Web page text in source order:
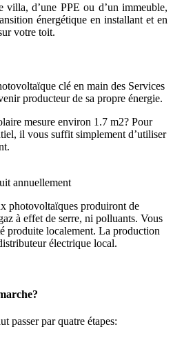
villa, d’une PPE ou d’un immeuble,
énergétique en installant et en
votre toit.
clé en main des Services
producteur de sa propre énergie.
mesure environ 1.7 m2? Pour
il vous suffit simplement d’utiliser
annuellement
photovoltaïques produiront de
à effet de serre, ni polluants. Vous
produite localement. La production
électrique local.
passer par quatre étapes: